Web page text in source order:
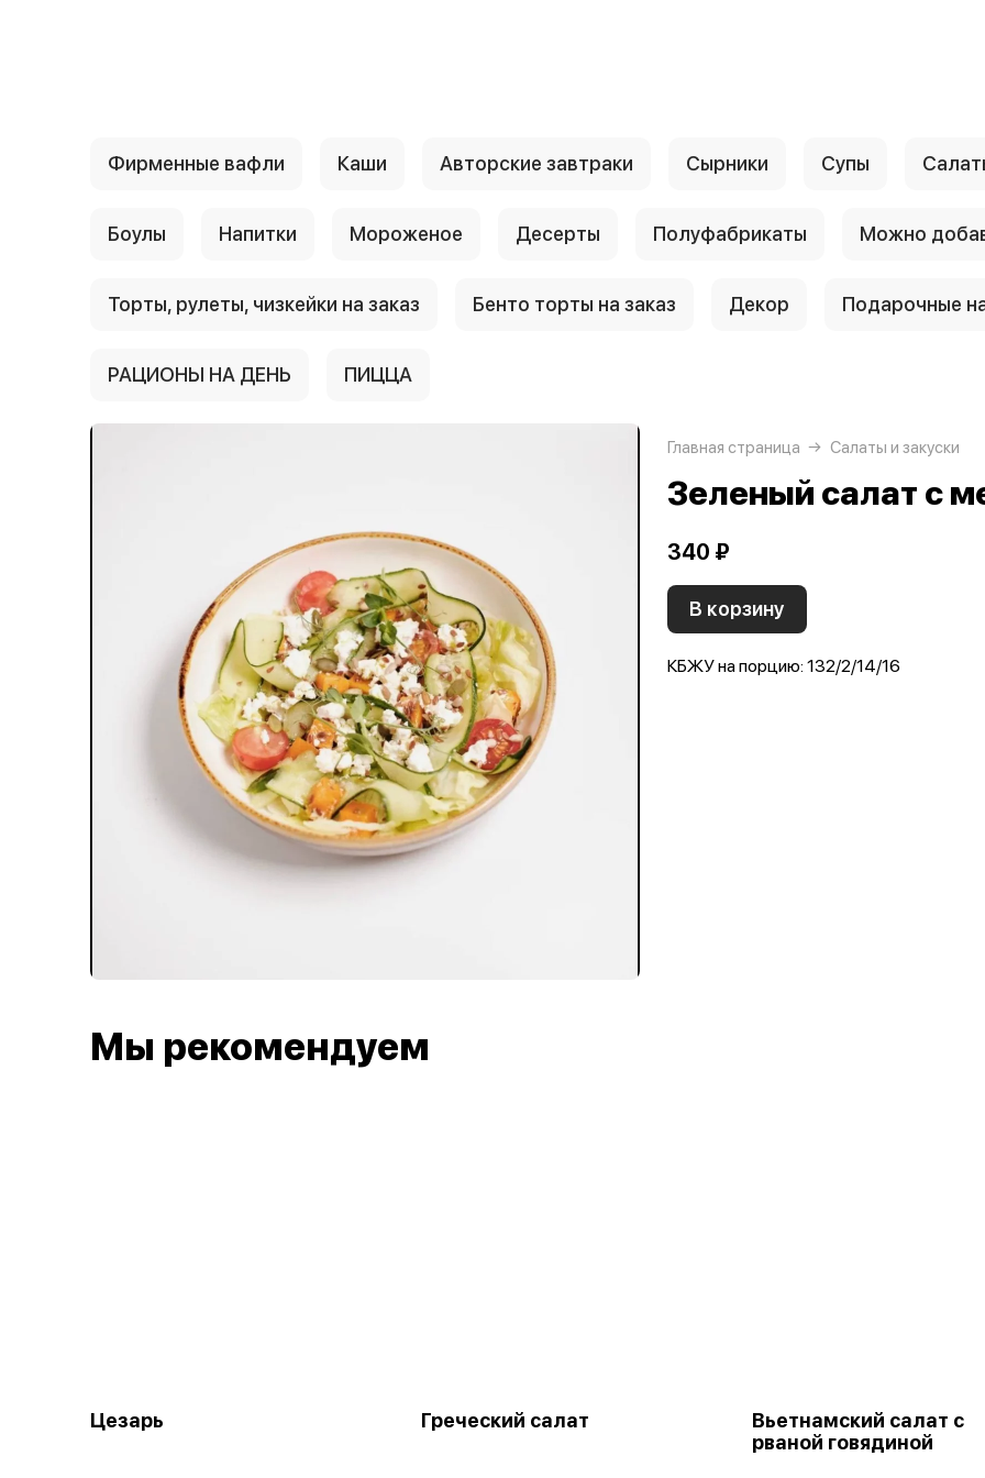
Фирменные вафли Каши Авторские завтраки Сырники Супы
Боулы Напитки Мороженое Десерты Полуфабрикаты Можно
Торты, рулеты, чизкейки на заказ Бенто торты на заказ Декор Подарочные
РАЦИОНЫ НА ДЕНЬ ПИЦЦА
Главная страница Салаты и закуски
Зеленый салат с
340 ₽
В корзину
КБЖУ на порцию: 132/2/14/16
Мы рекомендуем
Цезарь Греческий салат
Вьетнамский салат с
рваной говядиной